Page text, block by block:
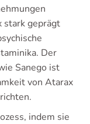
stark geprägt
Der
Sanego ist
von Atarax
indem sie